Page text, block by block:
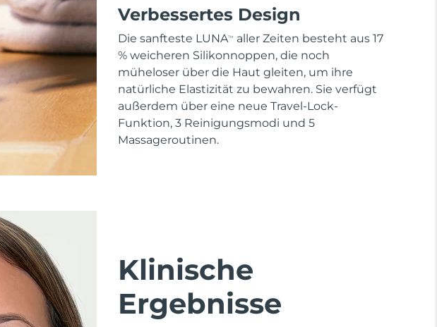
Verbessertes Design
Die sanfteste LUNATM
aller Zeiten besteht aus 17
% weicheren Silikonnoppen, die noch
müheloser über die Haut gleiten, um ihre
natürliche Elastizität zu bewahren. Sie verfügt
außerdem über eine neue Travel-Lock-
Funktion, 3 Reinigungsmodi und 5
Massageroutinen.
Klinische
Ergebnisse